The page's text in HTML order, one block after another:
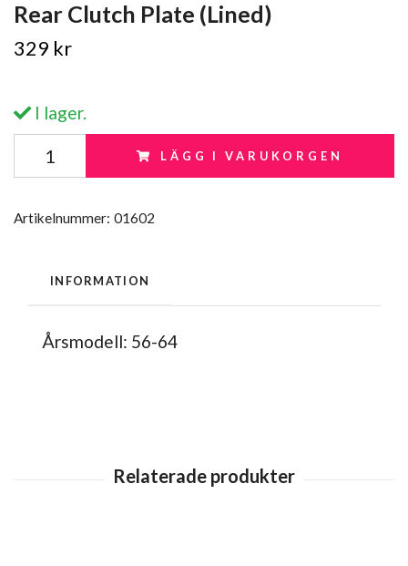
Rear Clutch Plate (Lined)
329 kr
I lager.
LÄGG I VARUKORGEN
Artikelnummer: 01602
INFORMATION
Årsmodell: 56-64